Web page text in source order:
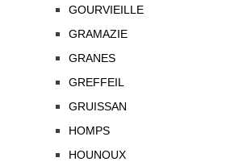
GOURVIEILLE
GRAMAZIE
GRANES
GREFFEIL
GRUISSAN
HOMPS
HOUNOUX